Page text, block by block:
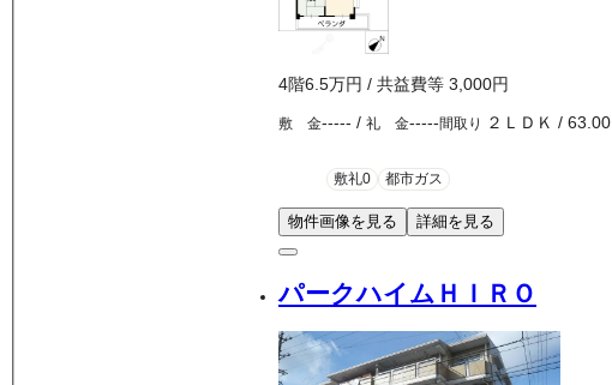
4階6.5万円 / 共益費等 3,000円
敷 金----- / 礼 金-----間取り ２ＬＤＫ / 63.00
敷礼0 都市ガス
物件画像を見る 詳細を見る
パークハイムＨＩＲＯ